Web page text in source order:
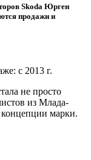
Skoda Юрген
продажи и
с 2013 г.
не просто
из Млада-
концепции марки.